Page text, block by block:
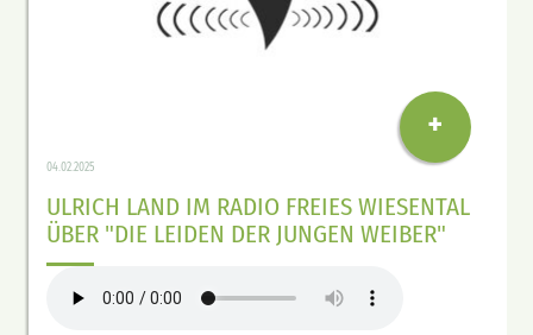
04.02.2025
ULRICH LAND IM RADIO FREIES WIESENTAL
ÜBER "DIE LEIDEN DER JUNGEN WEIBER"
+